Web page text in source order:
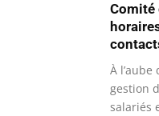
Comité
À l’aube
gestion
salariés